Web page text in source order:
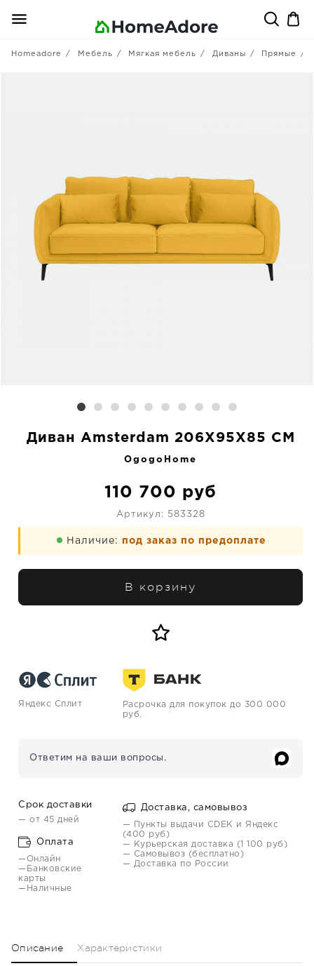
Homeadore Мебель Мягкая мебель Диваны Прямые
Диван Amsterdam 206X95X85 CM
OgogoHome
110 700 руб
Артикул: 583328
Наличие: под заказ по предоплате
В корзину
Яндекс Сплит
Расрочка для покупок до 300 000
руб.
Ответим на ваши вопросы.
Срок доставки
— от 45 дней
Оплата
—Онлайн
—Банковские
карты
—Наличные
Доставка, самовывоз
— Пункты выдачи CDEK и Яндекс
(400 руб)
— Курьерская доставка (1 100 руб)
— Самовывоз (бесплатно)
— Доставка по России
Описание Характеристики